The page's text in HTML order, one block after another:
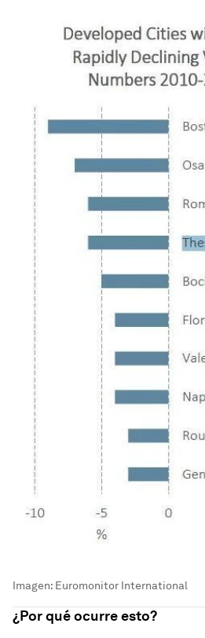
Imagen: Euromonitor International
¿Por qué ocurre esto?